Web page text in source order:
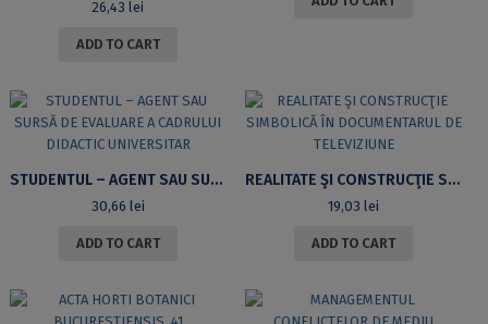
26,43lei
ADD TO CART
STUDENTUL – AGENT SAU SURSĂ DE EVALUARE A CADRULUI DIDACTIC UNIVERSITAR
30,66 lei
ADD TO CART
REALITATE ŞI CONSTRUCŢIE SIMBOLICĂ ÎN DOCUMENTARUL DE TELEVIZIUNE
19,03lei
ADD TO CART